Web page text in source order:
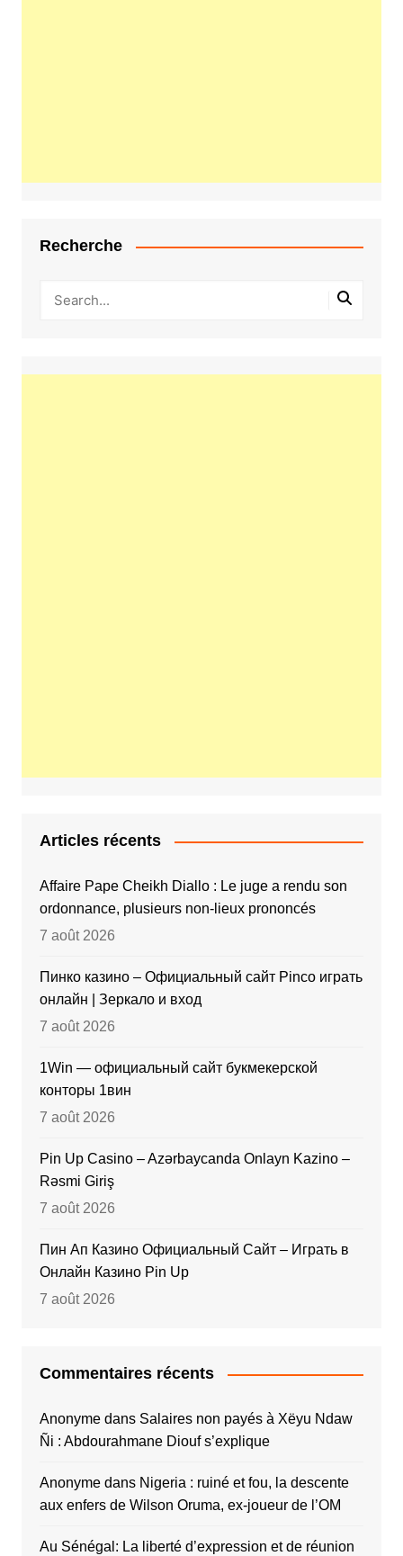
Recherche
Articles récents
Affaire Pape Cheikh Diallo : Le juge a rendu son
ordonnance, plusieurs non-lieux prononcés
7 août 2026
Пинко казино – Официальный сайт Pinco играть
онлайн | Зеркало и вход
7 août 2026
1Win — официальный сайт букмекерской
конторы 1вин
7 août 2026
Pin Up Casino – Azərbaycanda Onlayn Kazino –
Rəsmi Giriş
7 août 2026
Пин Ап Казино Официальный Сайт – Играть в
Онлайн Казино Pin Up
7 août 2026
Commentaires récents
Anonymedans Salaires non payés à Xëyu Ndaw
Ñi : Abdourahmane Diouf s’explique
Anonymedans Nigeria : ruiné et fou, la descente
aux enfers de Wilson Oruma, ex-joueur de l’OM
Au Sénégal: La liberté d’expression et de réunion